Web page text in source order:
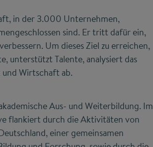
in der 3.000 Unternehmen,
sind. Er tritt dafür ein,
Um dieses Ziel zu erreichen,
unterstützt Talente, analysiert das
Wirtschaft ab.
Aus- und Weiterbildung. Im
flankiert durch die Aktivitäten von
einer gemeinsamen